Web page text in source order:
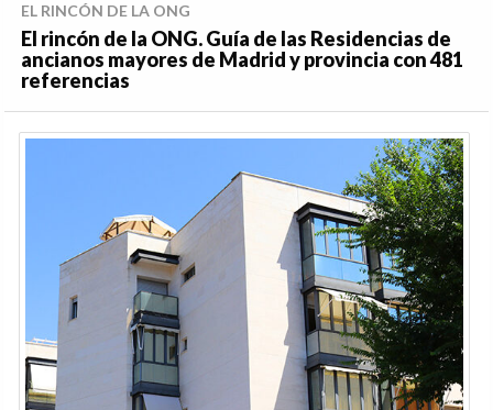
EL RINCÓN DE LA ONG
El rincón de la ONG. Guía de las Residencias de
ancianos mayores de Madrid y provincia con 481
referencias